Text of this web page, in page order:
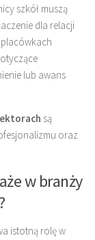
szkół muszą
dla relacji
lub awans
są
oraz
w branży
istotną rolę w